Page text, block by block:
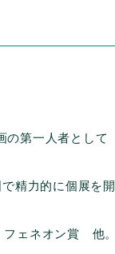
の第一人者として
精力的に個展を開
ェネオン賞 他。